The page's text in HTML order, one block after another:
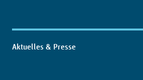
Aktuelles & Presse